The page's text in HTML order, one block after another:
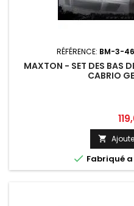
RÉFÉRENCE: BM-3-
MAXTON - SET DES BAS
CABRIO
Prix

 Fabriqué